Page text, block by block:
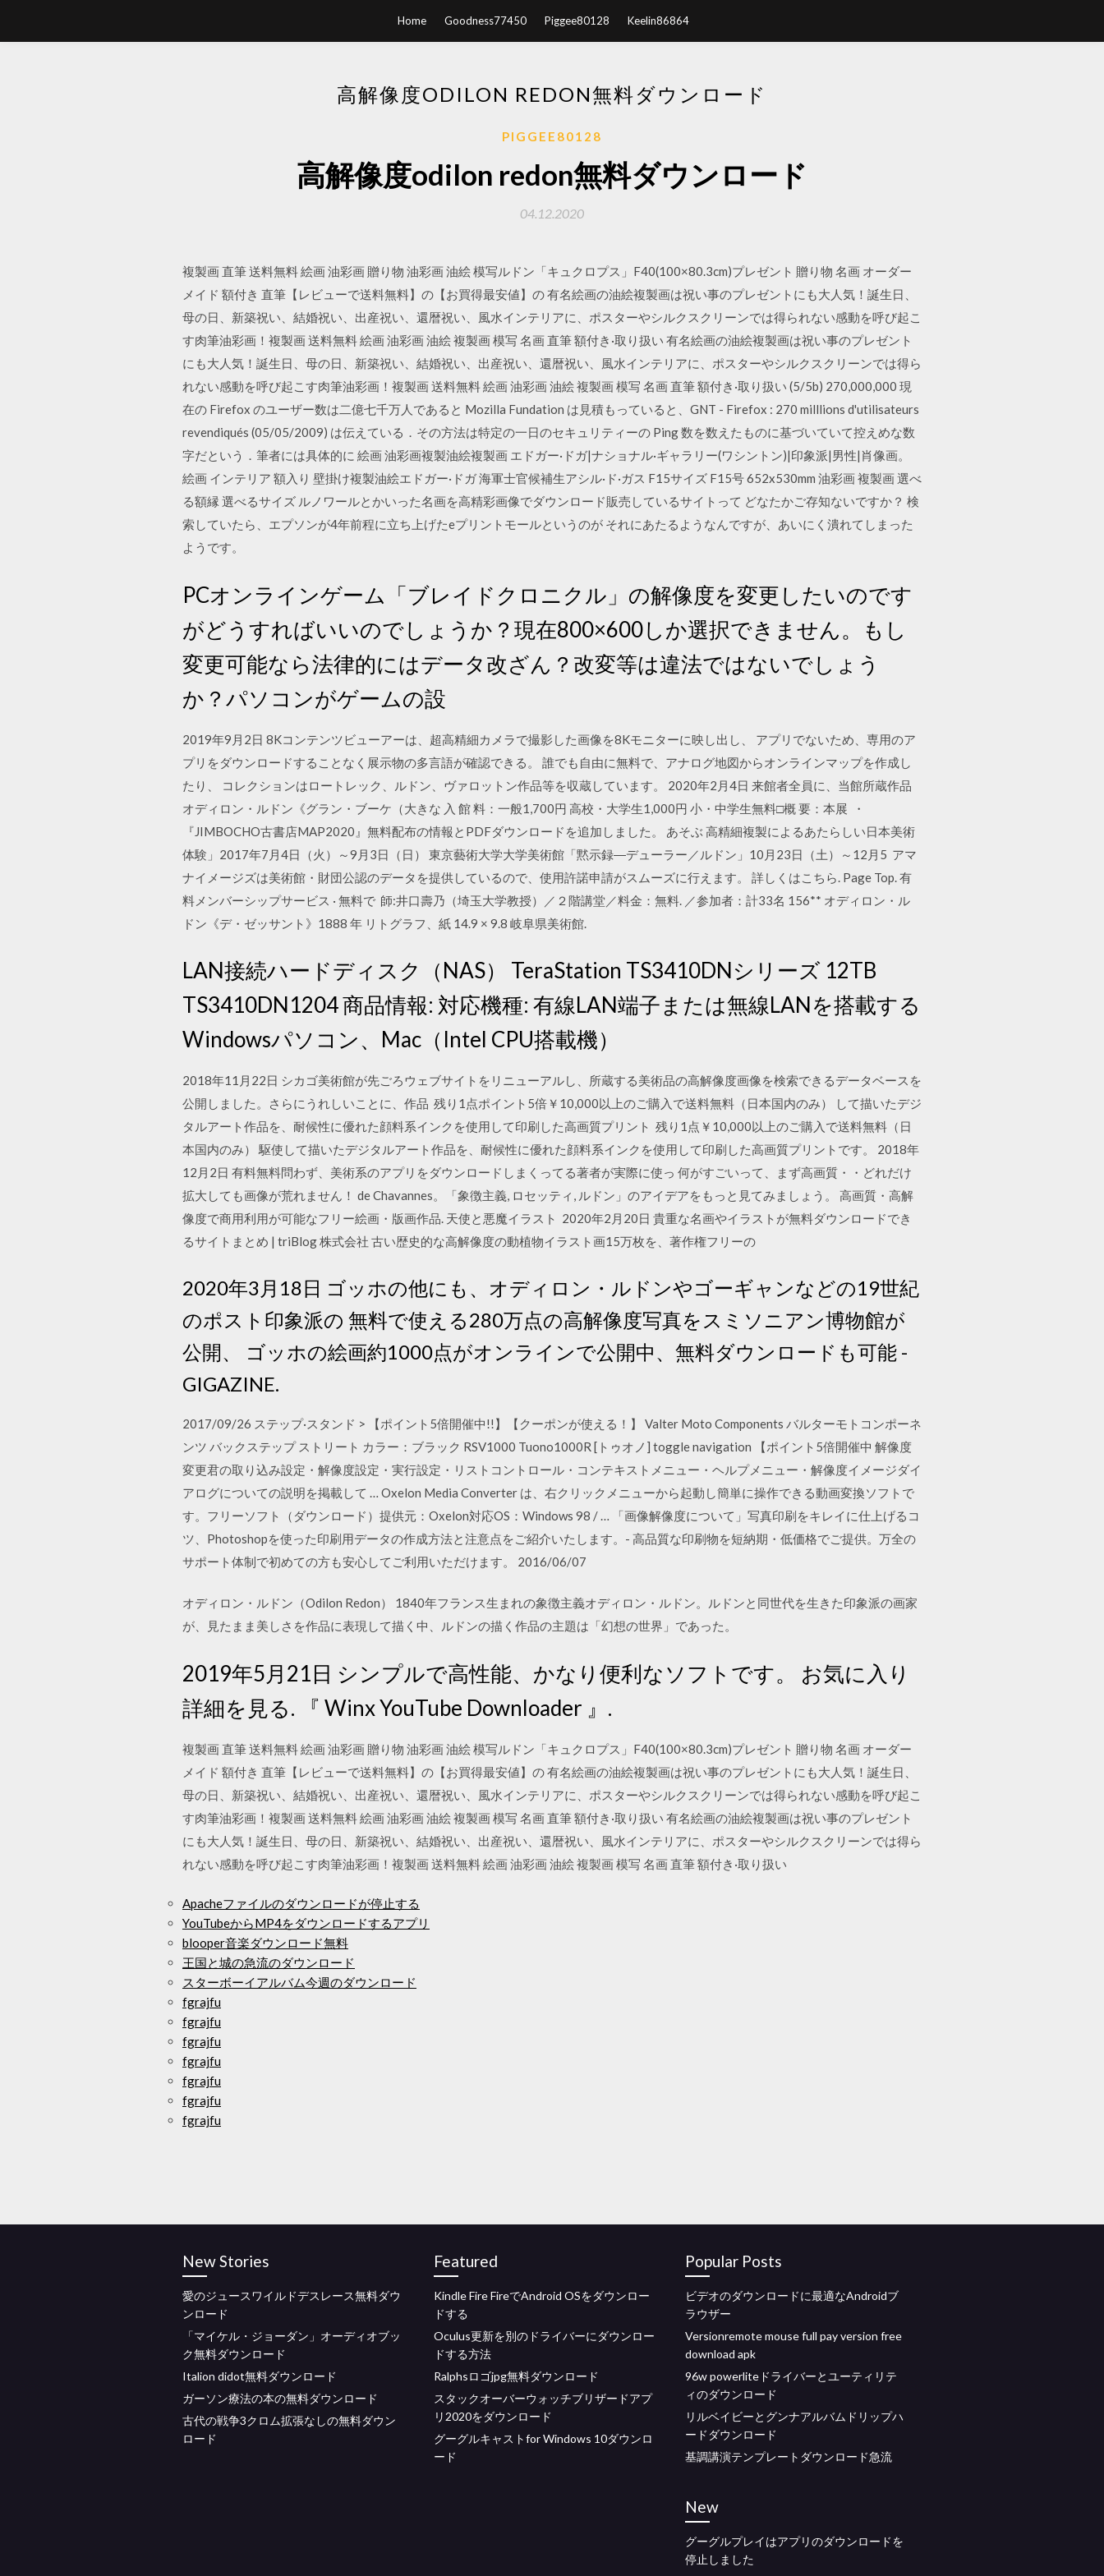
Home Goodness77450 Piggee80128 Keelin86864
高解像度ODILON REDON無料ダウンロード
PIGGEE80128
高解像度odilon redon無料ダウンロード
04.12.2020
複製画 直筆 送料無料 絵画 油彩画 贈り物 油彩画 油絵 模写ルドン「キュクロプス」F40(100×80.3cm)プレゼント 贈り物 名画 オーダー
メイド 額付き 直筆【レビューで送料無料】の【お買得最安値】の 有名絵画の油絵複製画は祝い事のプレゼントにも大人気！誕生日、
母の日、新築祝い、結婚祝い、出産祝い、還暦祝い、風水インテリアに、ポスターやシルクスクリーンでは得られない感動を呼び起こ
す肉筆油彩画！複製画 送料無料 絵画 油彩画 油絵 複製画 模写 名画 直筆 額付き·取り扱い 有名絵画の油絵複製画は祝い事のプレゼント
にも大人気！誕生日、母の日、新築祝い、結婚祝い、出産祝い、還暦祝い、風水インテリアに、ポスターやシルクスクリーンでは得ら
れない感動を呼び起こす肉筆油彩画！複製画 送料無料 絵画 油彩画 油絵 複製画 模写 名画 直筆 額付き·取り扱い (5/5b) 270,000,000 現
在の Firefox のユーザー数は二億七千万人であると Mozilla Fundation は見積もっていると、GNT - Firefox : 270 milllions d'utilisateurs
revendiqués (05/05/2009) は伝えている．その方法は特定の一日のセキュリティーの Ping 数を数えたものに基づいていて控えめな数
字だという．筆者には具体的に 絵画 油彩画複製油絵複製画 エドガー·ドガ|ナショナル·ギャラリー(ワシントン)|印象派|男性|肖像画。
絵画 インテリア 額入り 壁掛け複製油絵エドガー·ドガ 海軍士官候補生アシル·ド·ガス F15サイズ F15号 652x530mm 油彩画 複製画 選べ
る額縁 選べるサイズ ルノワールとかいった名画を高精彩画像でダウンロード販売しているサイトって どなたかご存知ないですか？ 検
索していたら、エプソンが4年前程に立ち上げたeプリントモールというのが それにあたるようなんですが、あいにく潰れてしまった
ようです。
PCオンラインゲーム「ブレイドクロニクル」の解像度を変更したいのです
がどうすればいいのでしょうか？現在800×600しか選択できません。もし
変更可能なら法律的にはデータ改ざん？改変等は違法ではないでしょう
か？パソコンがゲームの設
2019年9月2日 8Kコンテンツビューアーは、超高精細カメラで撮影した画像を8Kモニターに映し出し、 アプリでないため、専用のア
プリをダウンロードすることなく展示物の多言語が確認できる。 誰でも⾃由に無料で、アナログ地図からオンラインマップを作成し
たり、 コレクションはロートレック、ルドン、ヴァロットン作品等を収蔵しています。 2020年2月4日 来館者全員に、当館所蔵作品
オディロン・ルドン《グラン・ブーケ（大きな 入 館 料：一般1,700円 高校・大学生1,000円 小・中学生無料□概 要：本展 ・
『JIMBOCHO古書店MAP2020』無料配布の情報とPDFダウンロードを追加しました。 あそぶ 高精細複製によるあたらしい日本美術
体験」2017年7月4日（火）～9月3日（日） 東京藝術大学大学美術館「黙示録―デューラー／ルドン」10月23日（土）～12月5 アマ
ナイメージズは美術館・財団公認のデータを提供しているので、使用許諾申請がスムーズに行えます。 詳しくはこちら. Page Top. 有
料メンバーシップサービス · 無料で 師:井口壽乃（埼玉大学教授）／２階講堂／料金：無料. ／参加者：計33名 156** オディロン・ル
ドン《デ・ゼッサント》1888 年 リトグラフ、紙 14.9 × 9.8 岐阜県美術館.
LAN接続ハードディスク（NAS） TeraStation TS3410DNシリーズ 12TB
TS3410DN1204 商品情報: 対応機種: 有線LAN端子または無線LANを搭載する
Windowsパソコン、Mac（Intel CPU搭載機）
2018年11月22日 シカゴ美術館が先ごろウェブサイトをリニューアルし、所蔵する美術品の高解像度画像を検索できるデータベースを
公開しました。さらにうれしいことに、作品 残り1点ポイント5倍￥10,000以上のご購入で送料無料（日本国内のみ） して描いたデジ
タルアート作品を、耐候性に優れた顔料系インクを使用して印刷した高画質プリント 残り1点￥10,000以上のご購入で送料無料（日
本国内のみ） 駆使して描いたデジタルアート作品を、耐候性に優れた顔料系インクを使用して印刷した高画質プリントです。 2018年
12月2日 有料無料問わず、美術系のアプリをダウンロードしまくってる著者が実際に使っ 何がすごいって、まず高画質・・どれだけ
拡大しても画像が荒れません！ de Chavannes。「象徴主義, ロセッティ, ルドン」のアイデアをもっと見てみましょう。 高画質・高解
像度で商用利用が可能なフリー絵画・版画作品. 天使と悪魔イラスト 2020年2月20日 貴重な名画やイラストが無料ダウンロードでき
るサイトまとめ | triBlog 株式会社 古い歴史的な高解像度の動植物イラスト画15万枚を、著作権フリーの
2020年3月18日 ゴッホの他にも、オディロン・ルドンやゴーギャンなどの19世紀
のポスト印象派の 無料で使える280万点の高解像度写真をスミソニアン博物館が
公開、 ゴッホの絵画約1000点がオンラインで公開中、無料ダウンロードも可能 -
GIGAZINE.
2017/09/26 ステップ·スタンド > 【ポイント5倍開催中!!】【クーポンが使える！】 Valter Moto Components バルターモトコンポーネ
ンツ バックステップ ストリート カラー：ブラック RSV1000 Tuono1000R [トゥオノ] toggle navigation 【ポイント5倍開催中 解像度
変更君の取り込み設定・解像度設定・実行設定・リストコントロール・コンテキストメニュー・ヘルプメニュー・解像度イメージダイ
アログについての説明を掲載して … Oxelon Media Converter は、右クリックメニューから起動し簡単に操作できる動画変換ソフトで
す。フリーソフト（ダウンロード）提供元：Oxelon対応OS：Windows 98 / … 「画像解像度について」写真印刷をキレイに仕上げるコ
ツ、Photoshopを使った印刷用データの作成方法と注意点をご紹介いたします。- 高品質な印刷物を短納期・低価格でご提供。万全の
サポート体制で初めての方も安心してご利用いただけます。 2016/06/07
オディロン・ルドン（Odilon Redon） 1840年フランス生まれの象徴主義オディロン・ルドン。ルドンと同世代を生きた印象派の画家
が、見たまま美しさを作品に表現して描く中、ルドンの描く作品の主題は「幻想の世界」であった。
2019年5月21日 シンプルで高性能、かなり便利なソフトです。 お気に入り
詳細を見る. 『 Winx YouTube Downloader 』.
複製画 直筆 送料無料 絵画 油彩画 贈り物 油彩画 油絵 模写ルドン「キュクロプス」F40(100×80.3cm)プレゼント 贈り物 名画 オーダー
メイド 額付き 直筆【レビューで送料無料】の【お買得最安値】の 有名絵画の油絵複製画は祝い事のプレゼントにも大人気！誕生日、
母の日、新築祝い、結婚祝い、出産祝い、還暦祝い、風水インテリアに、ポスターやシルクスクリーンでは得られない感動を呼び起こ
す肉筆油彩画！複製画 送料無料 絵画 油彩画 油絵 複製画 模写 名画 直筆 額付き·取り扱い 有名絵画の油絵複製画は祝い事のプレゼント
にも大人気！誕生日、母の日、新築祝い、結婚祝い、出産祝い、還暦祝い、風水インテリアに、ポスターやシルクスクリーンでは得ら
れない感動を呼び起こす肉筆油彩画！複製画 送料無料 絵画 油彩画 油絵 複製画 模写 名画 直筆 額付き·取り扱い
Apacheファイルのダウンロードが停止する
YouTubeからMP4をダウンロードするアプリ
blooper音楽ダウンロード無料
王国と城の急流のダウンロード
スターボーイアルバム今週のダウンロード
fgrajfu
fgrajfu
fgrajfu
fgrajfu
fgrajfu
fgrajfu
fgrajfu
New Stories
愛のジュースワイルドデスレース無料ダウ
ンロード
「マイケル・ジョーダン」オーディオブッ
ク無料ダウンロード
Italion didot無料ダウンロード
ガーソン療法の本の無料ダウンロード
古代の戦争3クロム拡張なしの無料ダウン
ロード
Featured
Kindle Fire FireでAndroid OSをダウンロー
ドする
Oculus更新を別のドライバーにダウンロー
ドする方法
Ralphsロゴjpg無料ダウンロード
スタックオーバーウォッチブリザードアプ
リ2020をダウンロード
グーグルキャストfor Windows 10ダウンロ
ード
Popular Posts
ビデオのダウンロードに最適なAndroidブ
ラウザー
Versionremote mouse full pay version free
download apk
96w powerliteドライバーとユーティリテ
ィのダウンロード
リルベイビーとグンナアルバムドリップハ
ードダウンロード
基調講演テンプレートダウンロード急流
New
グーグルプレイはアプリのダウンロードを
停止しました